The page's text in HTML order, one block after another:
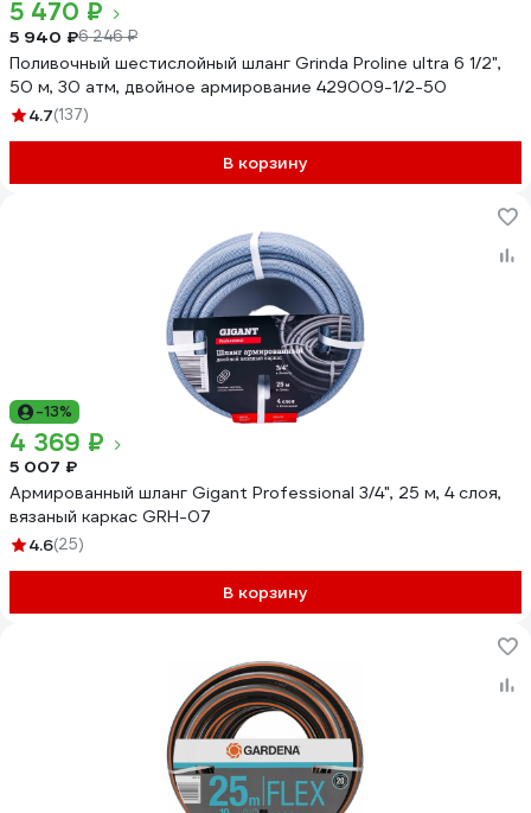
5 470 ₽
5 940 ₽6 246 ₽
Поливочный шестислойный шланг Grinda Proline ultra 6 1/2",
50 м, 30 атм, двойное армирование 429009-1/2-50
4.7(137)
В корзину
-13%
4 369 ₽
5 007 ₽
Армированный шланг Gigant Professional 3/4", 25 м, 4 слоя,
вязаный каркас GRH-07
4.6(25)
В корзину